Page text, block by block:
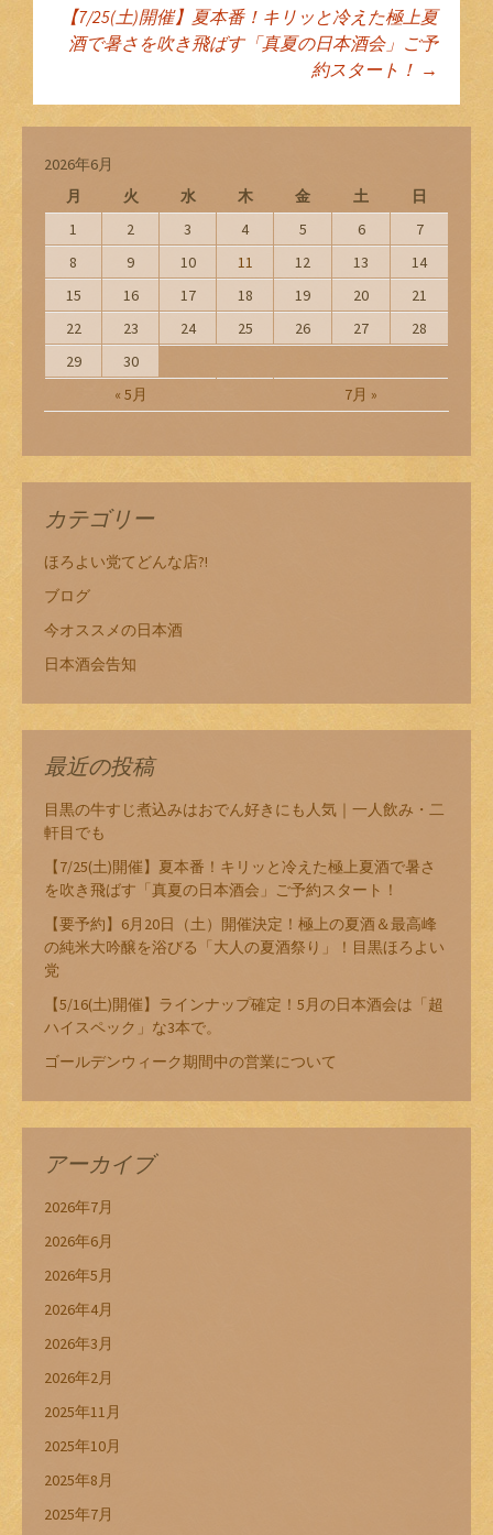
ン
【7/25(土)開催】夏本番！キリッと冷えた極上夏
酒で暑さを吹き飛ばす「真夏の日本酒会」ご予
約スタート！ →
2026年6月
月
火 水 木 金 土 日
« 5月 7月 »
1 2 3 4 5 6
7
8
9 10 11 12 13
14
15
16 17 18 19 20
21
22
23 24 25 26 27
28
29
30
カテゴリー
ほろよい党てどんな店?!
ブログ
今オススメの日本酒
日本酒会告知
最近の投稿
目黒の牛すじ煮込みはおでん好きにも人気｜一人飲み・二
軒目でも
【7/25(土)開催】夏本番！キリッと冷えた極上夏酒で暑さ
を吹き飛ばす「真夏の日本酒会」ご予約スタート！
【要予約】6月20日（土）開催決定！極上の夏酒＆最高峰
の純米大吟醸を浴びる「大人の夏酒祭り」！目黒ほろよい
党
【5/16(土)開催】ラインナップ確定！5月の日本酒会は「超
ハイスペック」な3本で。
ゴールデンウィーク期間中の営業について
アーカイブ
2026年7月
2026年6月
2026年5月
2026年4月
2026年3月
2026年2月
2025年11月
2025年10月
2025年8月
2025年7月